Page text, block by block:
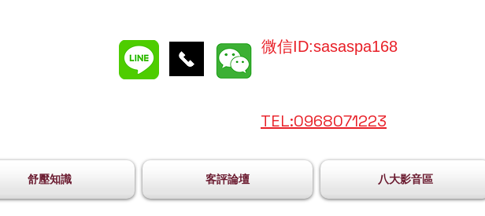
微信ID:sasaspa168
TEL:0968071223
舒壓知識 客評論壇 八大影音區